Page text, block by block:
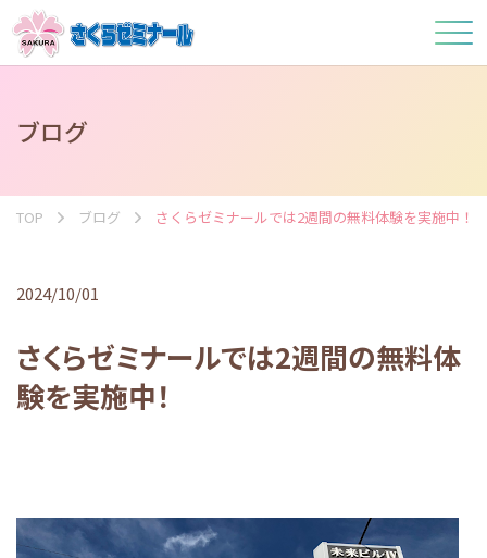
ブログ
TOP ブログ さくらゼミナールでは2週間の無料体験を実施中！
2024/10/01
さくらゼミナールでは2週間の無料体
験を実施中！